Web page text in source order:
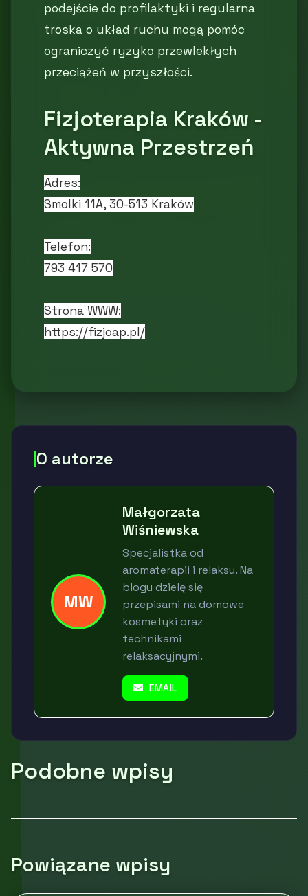
podejście do profilaktyki i regularna
troska o układ ruchu mogą pomóc
ograniczyć ryzyko przewlekłych
przeciążeń w przyszłości.
Fizjoterapia Kraków -
Aktywna Przestrzeń
Adres:
Smolki 11A, 30-513 Kraków
Telefon:
793 417 570
Strona WWW:
https://fizjoap.pl/
O autorze
MW
Małgorzata
Wiśniewska
Specjalistka od
aromaterapii i relaksu. Na
blogu dzielę się
przepisami na domowe
kosmetyki oraz
technikami
relaksacyjnymi.
EMAIL
Podobne wpisy
Powiązane wpisy